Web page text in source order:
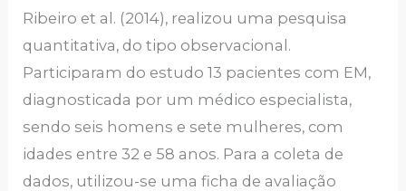
Ribeiro et al. (2014), realizou uma pesquisa
quantitativa, do tipo observacional.
Participaram do estudo 13 pacientes com EM,
diagnosticada por um médico especialista,
sendo seis homens e sete mulheres, com
idades entre 32 e 58 anos. Para a coleta de
dados, utilizou-se uma ficha de avaliação